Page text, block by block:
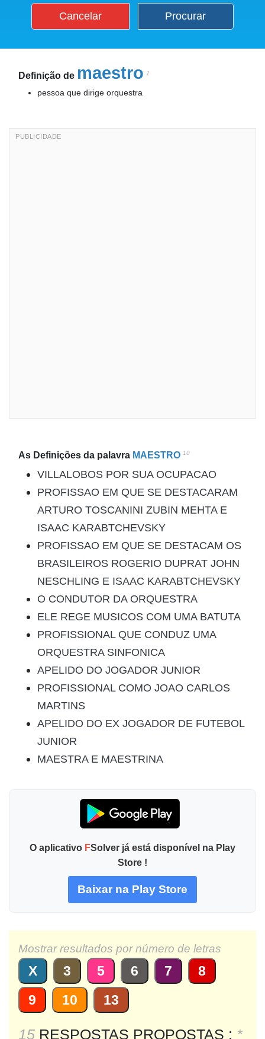
Cancelar Procurar
Definição de maestro 1
pessoa que dirige orquestra
As Definições da palavra MAESTRO 10
VILLALOBOS POR SUA OCUPACAO
PROFISSAO EM QUE SE DESTACARAM
ARTURO TOSCANINI ZUBIN MEHTA E
ISAAC KARABTCHEVSKY
PROFISSAO EM QUE SE DESTACAM OS
BRASILEIROS ROGERIO DUPRAT JOHN
NESCHLING E ISAAC KARABTCHEVSKY
O CONDUTOR DA ORQUESTRA
ELE REGE MUSICOS COM UMA BATUTA
PROFISSIONAL QUE CONDUZ UMA
ORQUESTRA SINFONICA
APELIDO DO JOGADOR JUNIOR
PROFISSIONAL COMO JOAO CARLOS
MARTINS
APELIDO DO EX JOGADOR DE FUTEBOL
JUNIOR
MAESTRA E MAESTRINA
O aplicativo FSolver já está disponível na Play
Store !
Baixar na Play Store
Mostrar resultados por número de letras
X 3 5 6 7
8
9
10 13
15 RESPOSTAS PROPOSTAS : *